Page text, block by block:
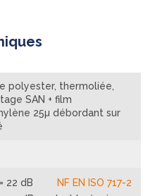
polyester, thermoliée,
SAN + film
25µ débordant sur
22 dB
NF EN ISO 717-2